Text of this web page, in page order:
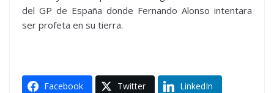
del GP de España donde Fernando Alonso intentara
ser profeta en su tierra.
Facebook Twitter LinkedIn